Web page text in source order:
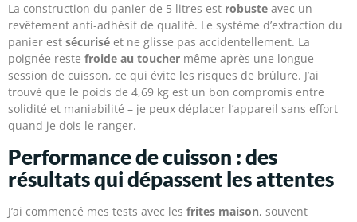
La construction du panier de 5 litres est robuste avec un
revêtement anti-adhésif de qualité. Le système d’extraction du
panier est sécurisé et ne glisse pas accidentellement. La
poignée reste froide au toucher même après une longue
session de cuisson, ce qui évite les risques de brûlure. J’ai
trouvé que le poids de 4,69 kg est un bon compromis entre
solidité et maniabilité – je peux déplacer l’appareil sans effort
quand je dois le ranger.
Performance de cuisson : des
résultats qui dépassent les attentes
J’ai commencé mes tests avec les frites maison, souvent